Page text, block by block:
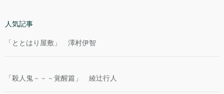
人気記事
「ととはり屋敷」 澤村伊智
「殺人鬼－－－覚醒篇」 綾辻行人